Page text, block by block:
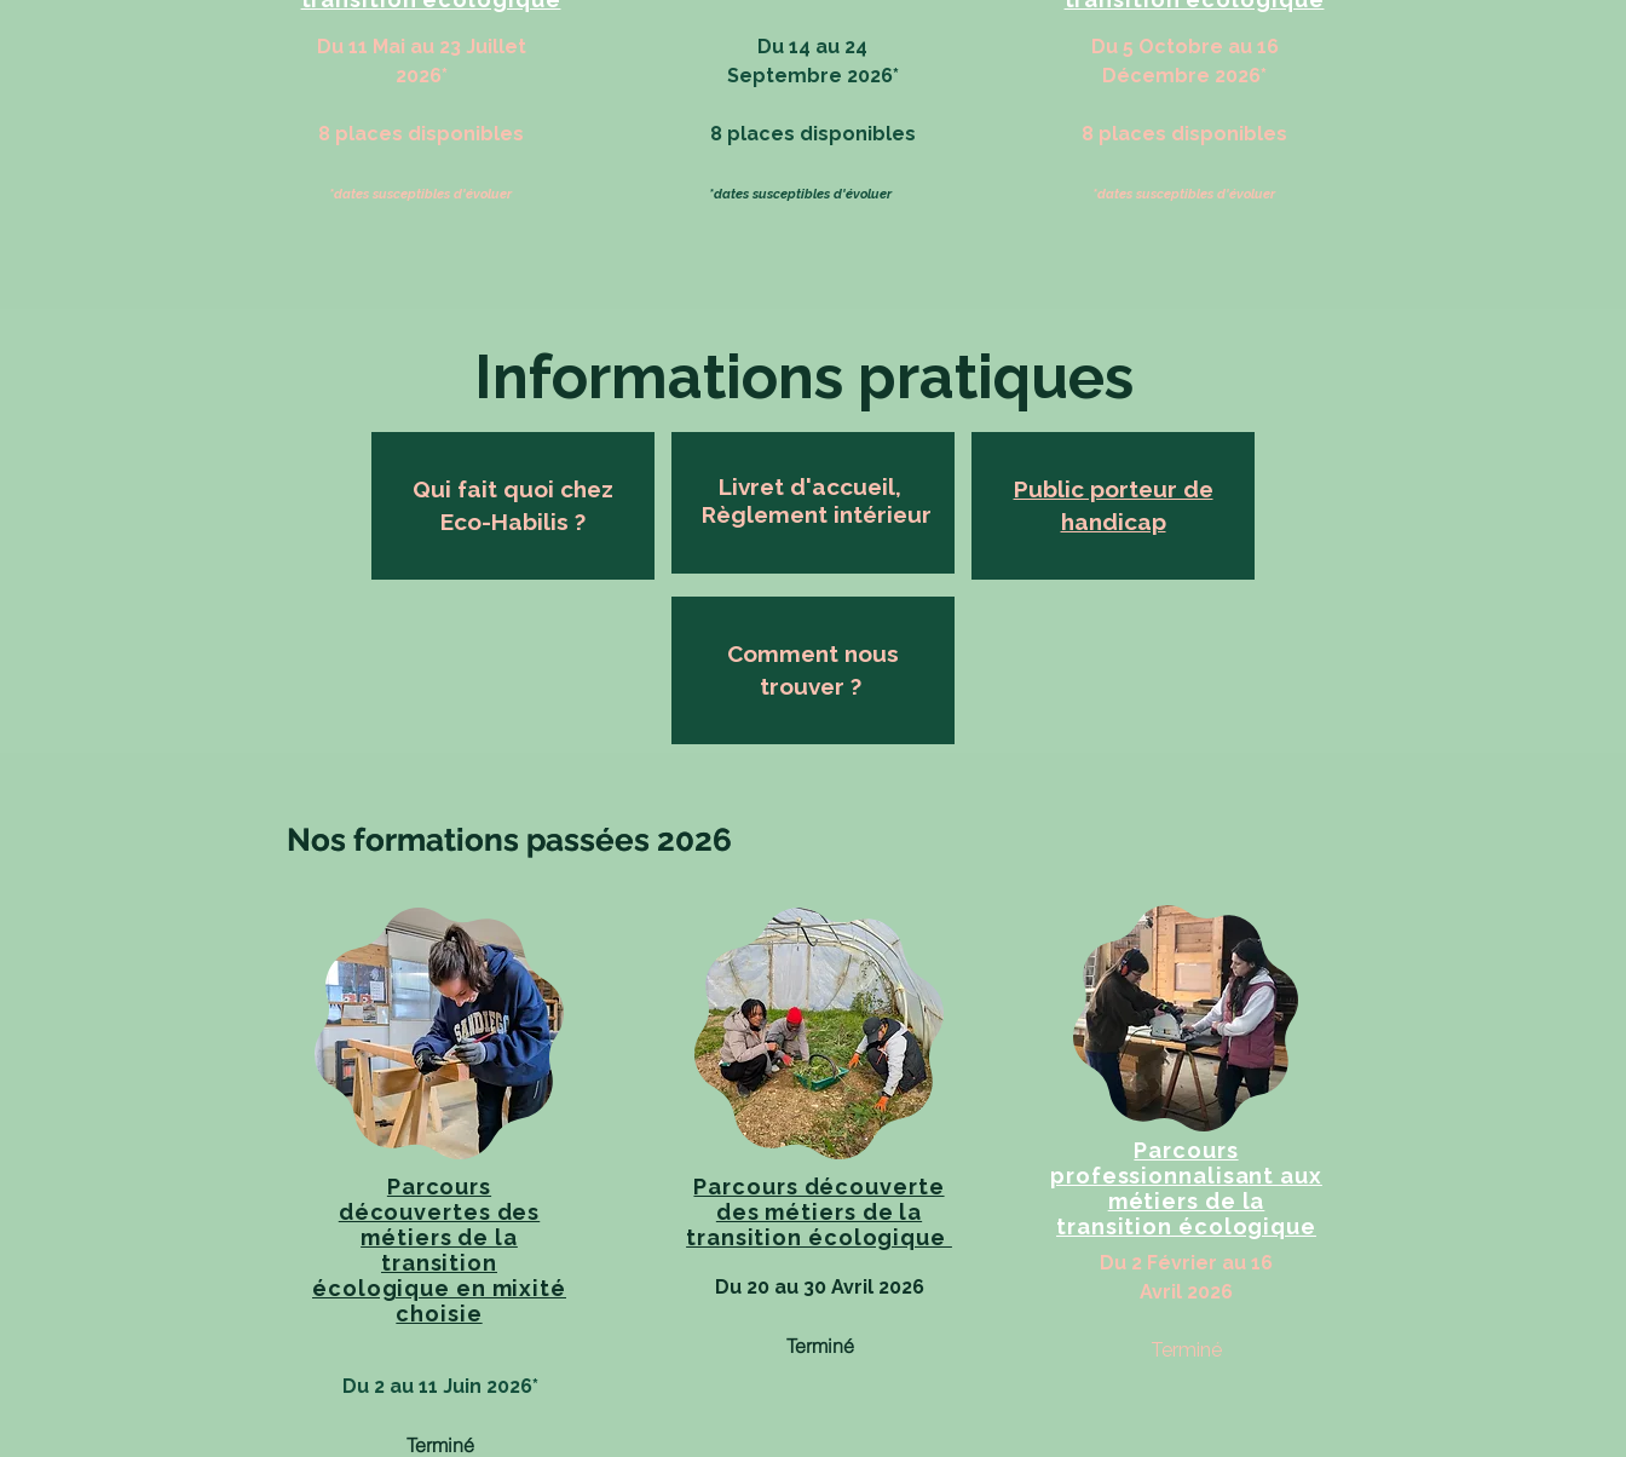
Du 11 Mai au 23 Juillet​
2026*
8 places disponibles
*dates susceptibles d'évoluer
Du 14 au 24
Septembre 2026*
8 places disponibles
*dates susceptibles d'évoluer
Du 5 Octobre au 16
Décembre​ 2026*
8 places disponibles
*dates susceptibles d'évoluer
Informations pratiques
Qui fait quoi chez
Eco-Habilis ?
Livret d'accueil,
Règlement intérieur
Public porteur de
handicap
Comment nous
trouver ?
Nos formations passées 2026
Nos formations passées 2026
​Parcours
découvertes des
métiers de la
transition
écologique en mixité
choisie
Du 2 au 11 Juin 2026*
Terminé
​Parcours découverte
des métiers de la
transition écologique
Du 20 au 30 Avril 2026
Terminé
Parcours
professionnalisant aux
métiers de la
transition écologique
Du 2 Février au 16
Avril​ 2026
Terminé